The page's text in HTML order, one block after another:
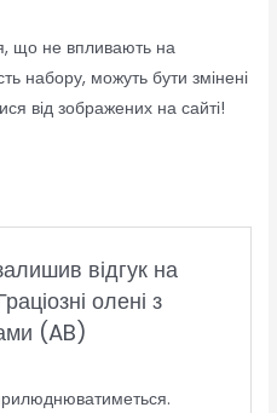
що не впливають на
набору, можуть бути змінені
від зображених на сайті!
відгук на
олені з
(AB)